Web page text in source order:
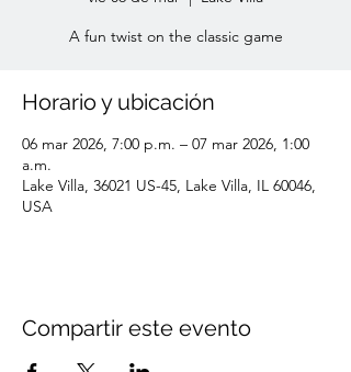
A fun twist on the classic game
Horario y ubicación
06 mar 2026, 7:00 p.m. – 07 mar 2026, 1:00
a.m.
Lake Villa, 36021 US-45, Lake Villa, IL 60046,
USA
Compartir este evento